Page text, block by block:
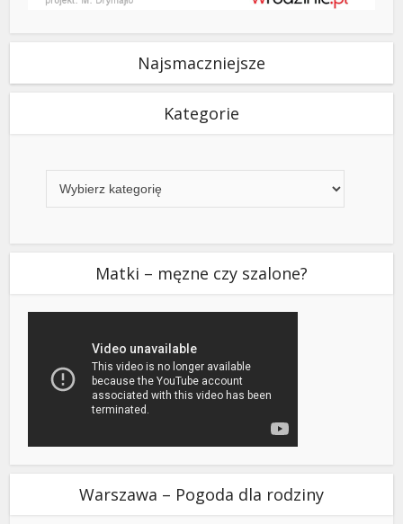
Najsmaczniejsze
Kategorie
Matki – męzne czy szalone?
Warszawa – Pogoda dla rodziny